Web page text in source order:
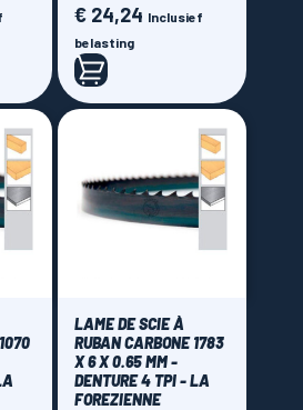
Prijs
€ 24,24 Inclusief
belasting
LAME DE SCIE À
RUBAN CARBONE 1783
X 6 X 0.65 MM -
DENTURE 4 TPI - LA
FOREZIENNE